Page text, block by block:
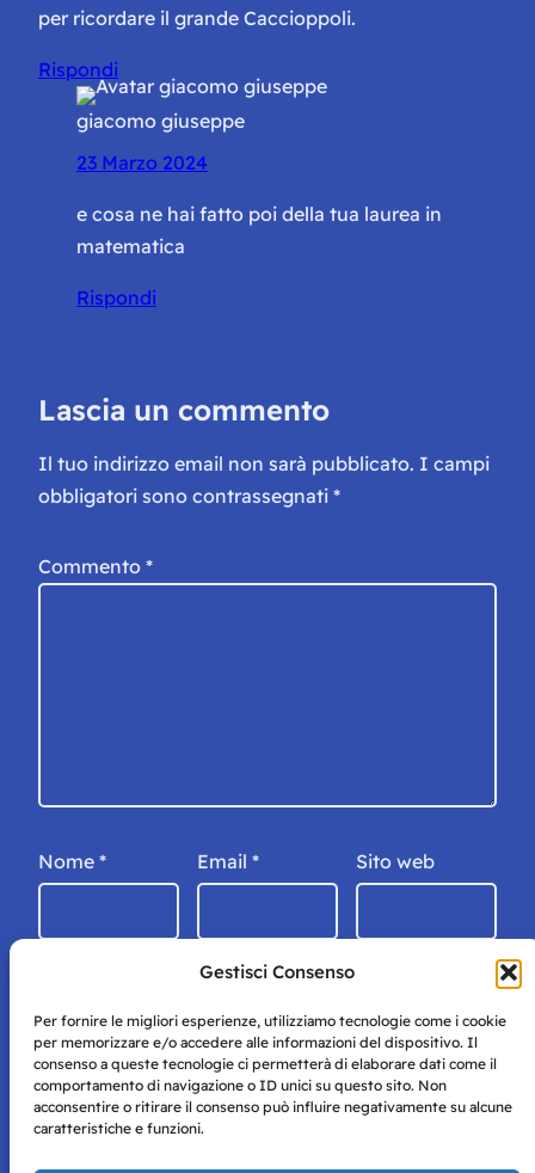
Gestisci Consenso
Per fornire le migliori esperienze, utilizziamo tecnologie come i cookie
per memorizzare e/o accedere alle informazioni del dispositivo. Il
consenso a queste tecnologie ci permetterà di elaborare dati come il
comportamento di navigazione o ID unici su questo sito. Non
acconsentire o ritirare il consenso può influire negativamente su alcune
caratteristiche e funzioni.
per ricordare il grande Caccioppoli.
Rispondi
giacomo giuseppe
23 Marzo 2024
e cosa ne hai fatto poi della tua laurea in
matematica
Rispondi
Lascia un commento
Il tuo indirizzo email non sarà pubblicato. I campi
obbligatori sono contrassegnati *
Commento *
Nome * Email * Sito web